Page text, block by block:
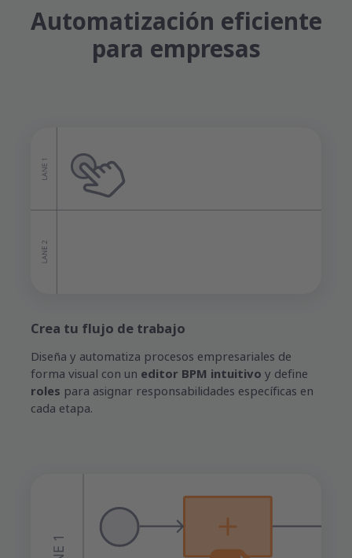
Automatización eficiente
para empresas
Crea tu flujo de trabajo
Diseña y automatiza procesos empresariales de
forma visual con un editor BPM intuitivo y define
roles para asignar responsabilidades específicas en
cada etapa.